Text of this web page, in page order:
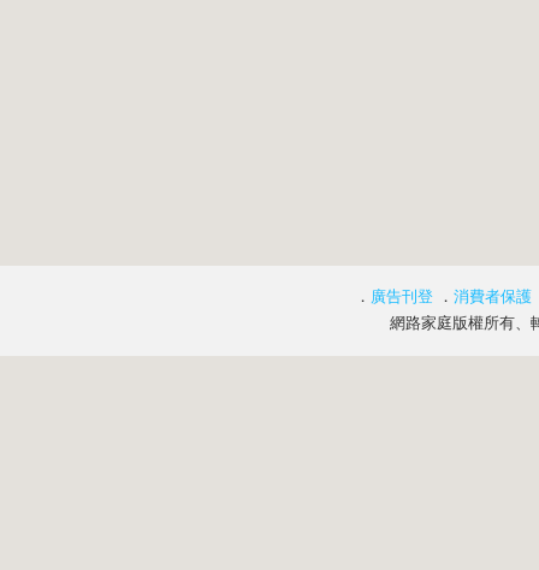
． 廣告刊登 ． 消費者保護
網路家庭版權所有、